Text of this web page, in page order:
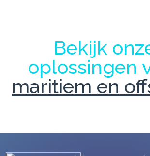
Bekijk
oplossingen
maritiem en